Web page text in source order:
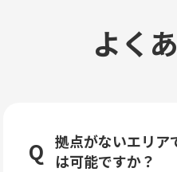
よく
拠点がないエリア
は可能ですか？